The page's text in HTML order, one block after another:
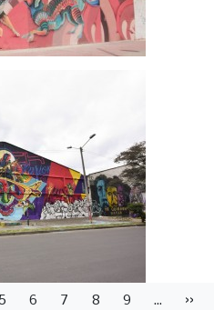
Página
6 Página
7 Página
8 Página
9 … ››